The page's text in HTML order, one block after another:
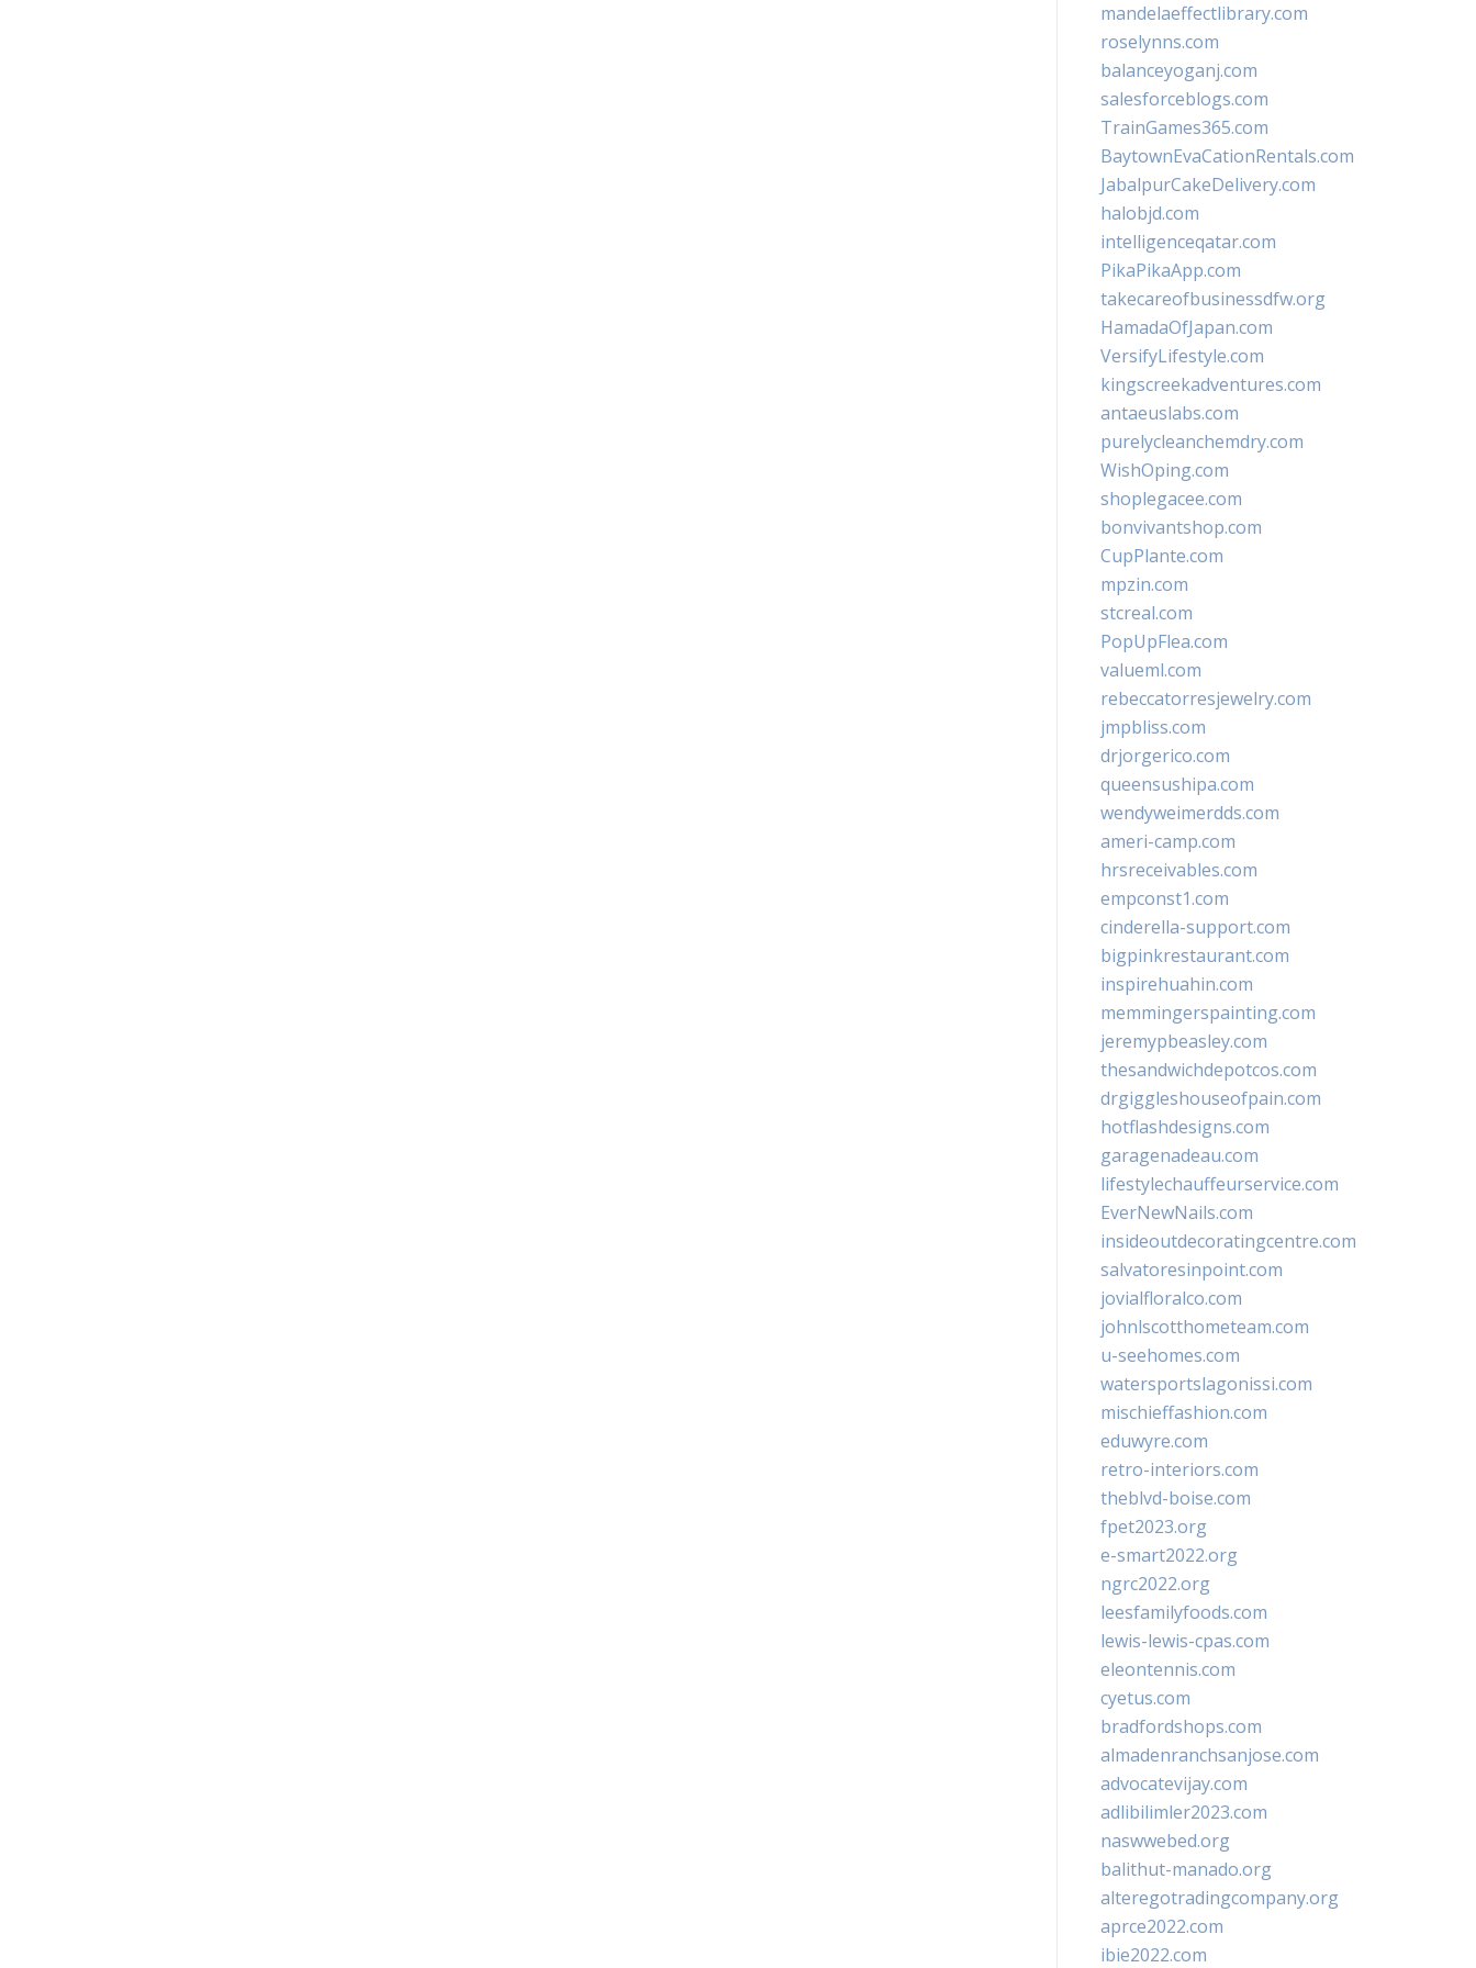
mandelaeffectlibrary.com
roselynns.com
balanceyoganj.com
salesforceblogs.com
TrainGames365.com
BaytownEvaCationRentals.com
JabalpurCakeDelivery.com
halobjd.com
intelligenceqatar.com
PikaPikaApp.com
takecareofbusinessdfw.org
HamadaOfJapan.com
VersifyLifestyle.com
kingscreekadventures.com
antaeuslabs.com
purelycleanchemdry.com
WishOping.com
shoplegacee.com
bonvivantshop.com
CupPlante.com
mpzin.com
stcreal.com
PopUpFlea.com
valueml.com
rebeccatorresjewelry.com
jmpbliss.com
drjorgerico.com
queensushipa.com
wendyweimerdds.com
ameri-camp.com
hrsreceivables.com
empconst1.com
cinderella-support.com
bigpinkrestaurant.com
inspirehuahin.com
memmingerspainting.com
jeremypbeasley.com
thesandwichdepotcos.com
drgiggleshouseofpain.com
hotflashdesigns.com
garagenadeau.com
lifestylechauffeurservice.com
EverNewNails.com
insideoutdecoratingcentre.com
salvatoresinpoint.com
jovialfloralco.com
johnlscotthometeam.com
u-seehomes.com
watersportslagonissi.com
mischieffashion.com
eduwyre.com
retro-interiors.com
theblvd-boise.com
fpet2023.org
e-smart2022.org
ngrc2022.org
leesfamilyfoods.com
lewis-lewis-cpas.com
eleontennis.com
cyetus.com
bradfordshops.com
almadenranchsanjose.com
advocatevijay.com
adlibilimler2023.com
naswwebed.org
balithut-manado.org
alteregotradingcompany.org
aprce2022.com
ibie2022.com